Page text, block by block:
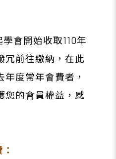
會開始收取110年
冗前往繳納，在此
度常年會費者，
您的會員權益，感